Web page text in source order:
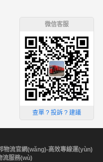
微信客服
查單 ? 投訴 ? 建議
物流官網(wǎng)-高效專線運(yùn)
流服務(wù)